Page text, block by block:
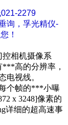
2279
询，孚光精仪-
！
相机摄像系
高的分辨率，
电视线。
个帧的***小曝
x 3248]像素的
详细的超高速事